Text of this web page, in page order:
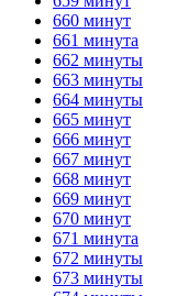
660 минут
661 минута
662 минуты
663 минуты
664 минуты
665 минут
666 минут
667 минут
668 минут
669 минут
670 минут
671 минута
672 минуты
673 минуты